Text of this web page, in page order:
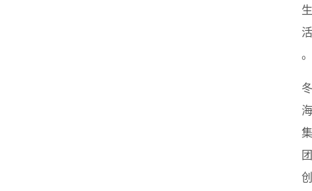
生
活
。
冬
海
集
团
创